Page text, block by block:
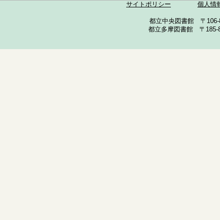
サイトポリシー 個人情
都立中央図書館 〒
都立多摩図書館 〒185-